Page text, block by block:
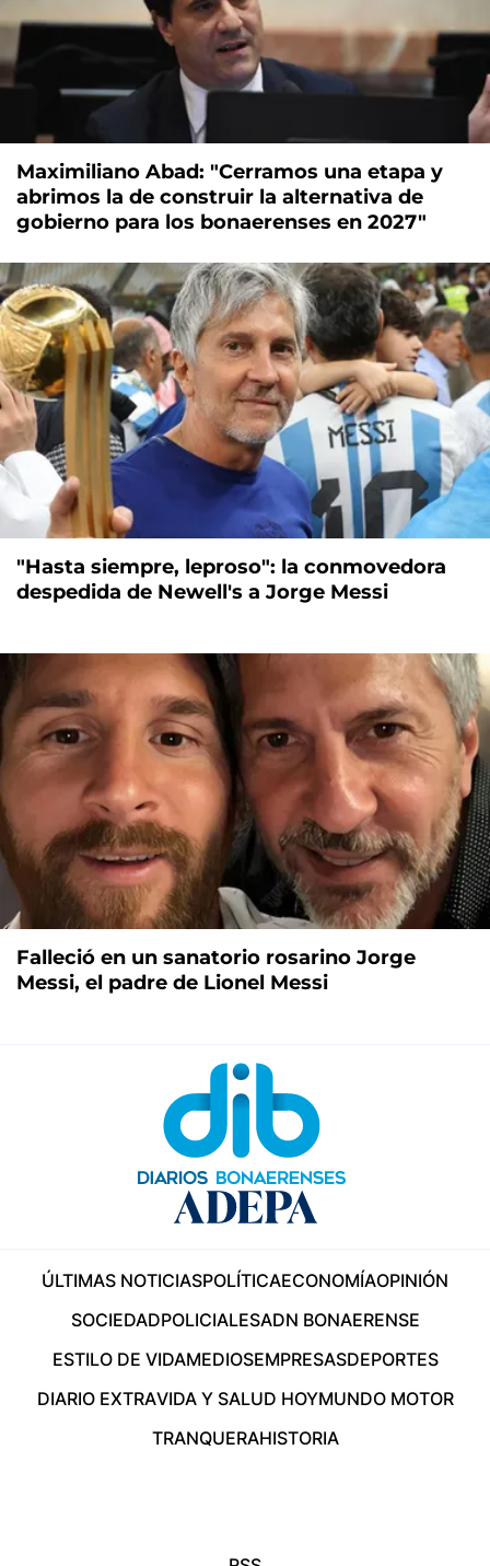
Maximiliano Abad: "Cerramos una etapa y
abrimos la de construir la alternativa de
gobierno para los bonaerenses en 2027"
"Hasta siempre, leproso": la conmovedora
despedida de Newell's a Jorge Messi
Falleció en un sanatorio rosarino Jorge
Messi, el padre de Lionel Messi
ÚLTIMAS NOTICIASPOLÍTICAECONOMÍAOPINIÓN
SOCIEDADPOLICIALESADN BONAERENSE
ESTILO DE VIDAMEDIOSEMPRESASDEPORTES
DIARIO EXTRAVIDA Y SALUD HOYMUNDO MOTOR
TRANQUERAHISTORIA